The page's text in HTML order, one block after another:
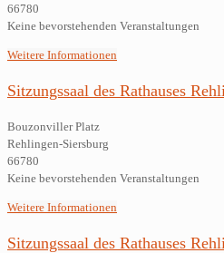
66780
Keine bevorstehenden Veranstaltungen
Weitere Informationen
Sitzungssaal des Rathauses
Bouzonviller Platz
Rehlingen-Siersburg
66780
Keine bevorstehenden Veranstaltungen
Weitere Informationen
Sitzungssaal des Rathauses